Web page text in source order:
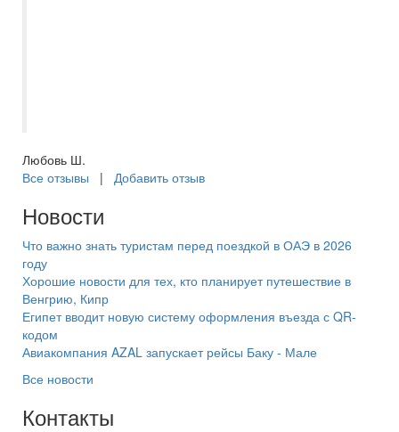
Любовь Ш.
Все отзывы | Добавить отзыв
Новости
Что важно знать туристам перед поездкой в ОАЭ в 2026
году
Хорошие новости для тех, кто планирует путешествие в
Венгрию, Кипр
Египет вводит новую систему оформления въезда с QR-
кодом
Авиакомпания AZAL запускает рейсы Баку - Мале
Все новости
Контакты